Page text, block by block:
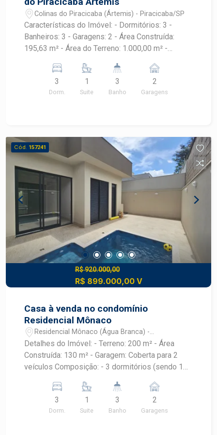
conhecer o seu futuro espaço comercial no bairro
Colinas do Piracicaba!
Colinas do Piracicaba (Ártemis) - Piracicaba/SP
Características do Imóvel: - Dormitórios: 3 -
Banheiros: 3 - Garagens: 2 - Área Construída:
195,63 m² - Área do Terreno: 1.000,00 m² -
Condomínio tranquilo com excelente
infraestrutura - Ambientes amplos e bem
distribuídos - Grande área externa com potencial
aproveite essa excelente oportunidade! Para
mais informações, entre em contato.
3
Dorm.
1
Suite
3
Banho
2
Garagens
Cód. 157241
R$ 920.000,00
R$ 899.000,00 V
Casa à venda no condomínio
Residencial Mônaco
Residencial Mônaco (Água Branca) -
Piracicaba/SP
Detalhes do Imóvel: - Terreno: 200 m² - Área
Construída: 130 m² - Garagem: Coberta para 2
veículos Composição: - 3 dormitórios (sendo 1
esculpidas e nichos em granito - Duchas
higiênicas e chuveiros instalados - Esquadrias
automatizadas com controle remoto nos
3
Dorm.
1
Suite
3
Banho
2
Garagens